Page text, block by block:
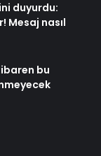
duyurdu:
Mesaj nasıl
bu